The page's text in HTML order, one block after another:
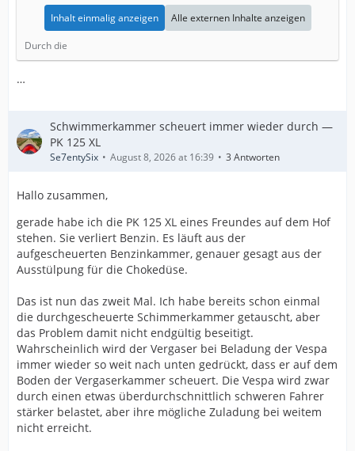
Inhalt einmalig anzeigen Alle externen Inhalte anzeigen
Durch die
…
Schwimmerkammer scheuert immer wieder durch —
PK 125 XL
Se7entySix August 8, 2026 at 16:39 3 Antworten
Hallo zusammen,
gerade habe ich die PK 125 XL eines Freundes auf dem Hof
stehen. Sie verliert Benzin. Es läuft aus der
aufgescheuerten Benzinkammer, genauer gesagt aus der
Ausstülpung für die Chokedüse.
Das ist nun das zweit Mal. Ich habe bereits schon einmal
die durchgescheuerte Schimmerkammer getauscht, aber
das Problem damit nicht endgültig beseitigt.
Wahrscheinlich wird der Vergaser bei Beladung der Vespa
immer wieder so weit nach unten gedrückt, dass er auf dem
Boden der Vergaserkammer scheuert. Die Vespa wird zwar
durch einen etwas überdurchschnittlich schweren Fahrer
stärker belastet, aber ihre mögliche Zuladung bei weitem
nicht erreicht.